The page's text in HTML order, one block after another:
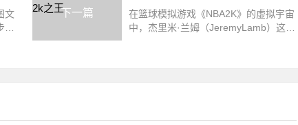
文
下一篇
在篮球模拟游戏《NBA2K》的虚拟宇宙
中，杰里米·兰姆（JeremyLamb）这个